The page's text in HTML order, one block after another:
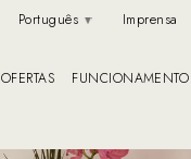
Português Imprensa
OFERTAS FUNCIONAMENTO